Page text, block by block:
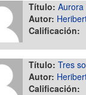
Título:
Autor:
Calificación:
Título: Tres
Autor:
Calificación: